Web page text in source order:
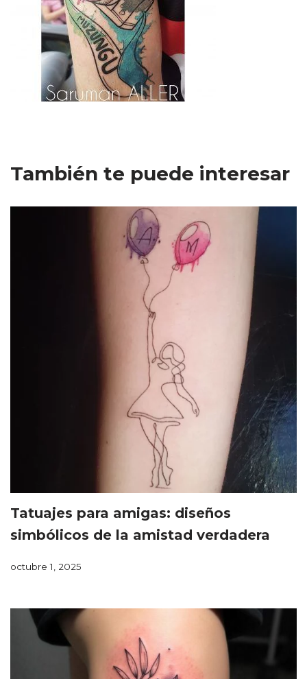
También te puede interesar
Tatuajes para amigas: diseños
simbólicos de la amistad verdadera
octubre 1, 2025